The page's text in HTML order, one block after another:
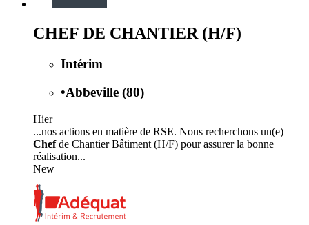
CHEF DE CHANTIER (H/F)
Intérim
•Abbeville (80)
Hier
...nos actions en matière de RSE. Nous recherchons un(e)
Chefde Chantier Bâtiment (H/F) pour assurer la bonne
réalisation...
New